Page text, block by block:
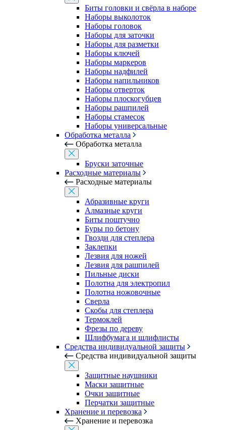
Биты головки и свёрла в наборе
Наборы выколоток
Наборы головок
Наборы для заточки
Наборы для разметки
Наборы ключей
Наборы маркеров
Наборы надфилей
Наборы напильников
Наборы отверток
Наборы плоскогубцев
Наборы рашпилей
Наборы стамесок
Наборы универсальные
Обработка металла
Обработка металла
Бруски заточные
Расходные материалы
Расходные материалы
Абразивные круги
Алмазные круги
Биты поштучно
Буры по бетону
Гвозди для степлера
Заклепки
Лезвия для ножей
Лезвия для рашпилей
Пильные диски
Полотна для электропил
Полотна ножовочные
Сверла
Скобы для степлера
Термоклей
Фрезы по дереву
Шлифбумага и шлифлисты
Средства индивидуальной защиты
Средства индивидуальной защиты
Защитные наушники
Маски защитные
Очки защитные
Перчатки защитные
Хранение и перевозка
Хранение и перевозка